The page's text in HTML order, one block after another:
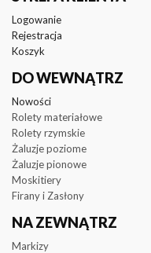
Logowanie
Rejestracja
Koszyk
DO WEWNĄTRZ
Nowości
Rolety materiałowe
Rolety rzymskie
Żaluzje poziome
Żaluzje pionowe
Moskitiery
Firany i Zasłony
NA ZEWNĄTRZ
Markizy